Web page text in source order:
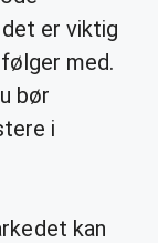
er viktig
med.
bør
i
kan